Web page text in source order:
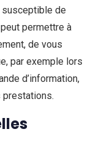
de
permettre à
de vous
par exemple lors
d’information,
prestations.